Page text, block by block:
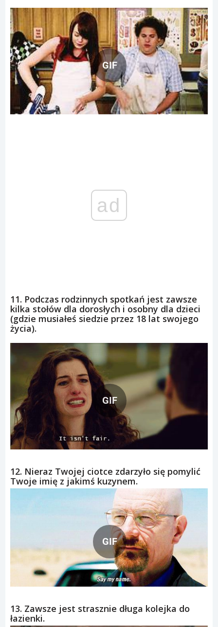
GIF
ad
11. Podczas rodzinnych spotkań jest zawsze
kilka stołów dla dorosłych i osobny dla dzieci
(gdzie musiałeś siedzie przez 18 lat swojego
życia).
GIF
12. Nieraz Twojej ciotce zdarzyło się pomylić
Twoje imię z jakimś kuzynem.
GIF
13. Zawsze jest strasznie długa kolejka do
łazienki.